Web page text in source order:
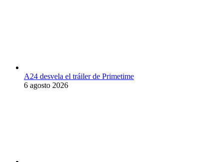
A24 desvela el tráiler de Primetime
6 agosto 2026